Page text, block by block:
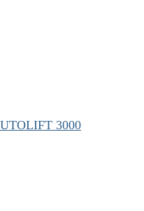
3000